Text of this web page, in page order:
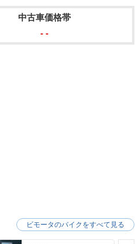
中古車価格帯
- -
ビモータのバイクをすべて見る